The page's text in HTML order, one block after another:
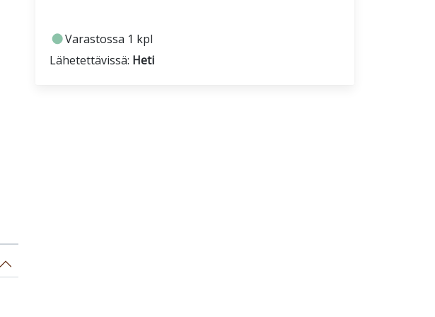
fiber_manual_recordVarastossa 1 kpl
Lähetettävissä: Heti